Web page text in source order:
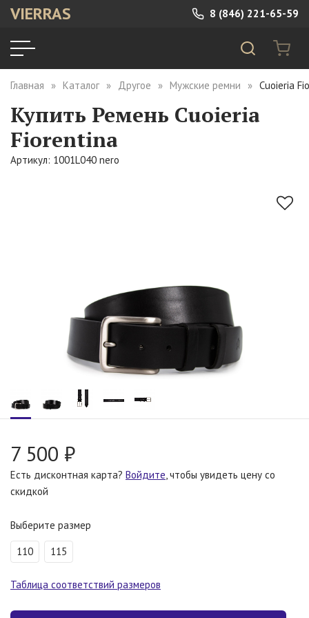
VIERRAS 8 (846) 221-65-59
Главная Каталог Другое Мужские ремни Cuoieria
Купить Ремень Cuoieria
Fiorentina
Артикул: 1001L040 nero
7 500 ₽
Есть дисконтная карта? Войдите, чтобы увидеть цену со
скидкой
Выберите размер
110 115
Таблица соответствий размеров